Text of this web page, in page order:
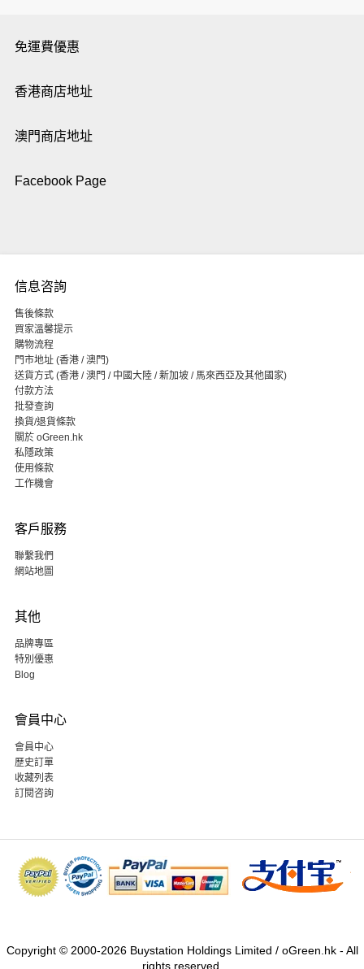
免運費優惠
香港商店地址
澳門商店地址
Facebook Page
信息咨詢
售後條款
買家溫馨提示
購物流程
門市地址 (香港 / 澳門)
送貨方式 (香港 / 澳門 / 中國大陸 / 新加坡 / 馬來西亞及其他國家)
付款方法
批發查詢
換貨/退貨條款
關於 oGreen.hk
私隱政策
使用條款
工作機會
客戶服務
聯繫我們
網站地圖
其他
品牌專區
特別優惠
Blog
會員中心
會員中心
歷史訂單
收藏列表
訂閱咨詢
Copyright © 2000-2026 Buystation Holdings Limited / oGreen.hk - All
rights reserved.